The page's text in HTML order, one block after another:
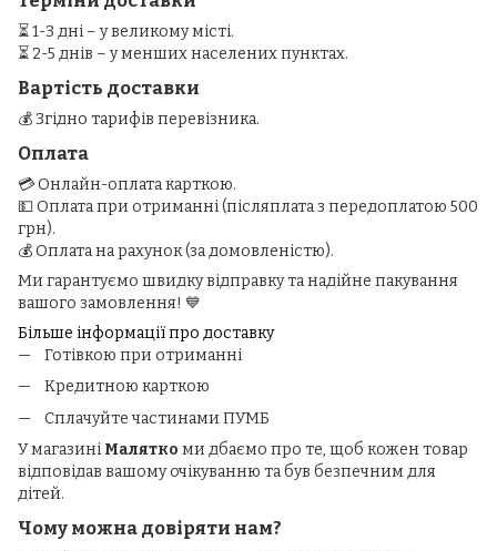
⏳ 1-3 дні – у великому місті.
⏳ 2-5 днів – у менших населених пунктах.
Вартість доставки
💰 Згідно тарифів перевізника.
Оплата
💳 Онлайн-оплата карткою.
💵 Оплата при отриманні (післяплата з передоплатою 500
грн).
💰 Оплата на рахунок (за домовленістю).
Ми гарантуємо швидку відправку та надійне пакування
вашого замовлення! 💙
Більше інформації про доставку
Готівкою при отриманні
Кредитною карткою
Сплачуйте частинами ПУМБ
У магазині Малятко ми дбаємо про те, щоб кожен товар
відповідав вашому очікуванню та був безпечним для
дітей.
Чому можна довіряти нам?